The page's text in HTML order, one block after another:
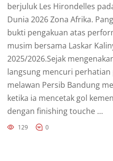
berjuluk Les Hirondelles
Dunia 2026 Zona Afrika.
bukti pengakuan atas
musim bersama Laskar
2025/2026.Sejak
langsung mencuri
melawan Persib Bandung
ketika ia mencetak gol
dengan finishing touche …
129 0